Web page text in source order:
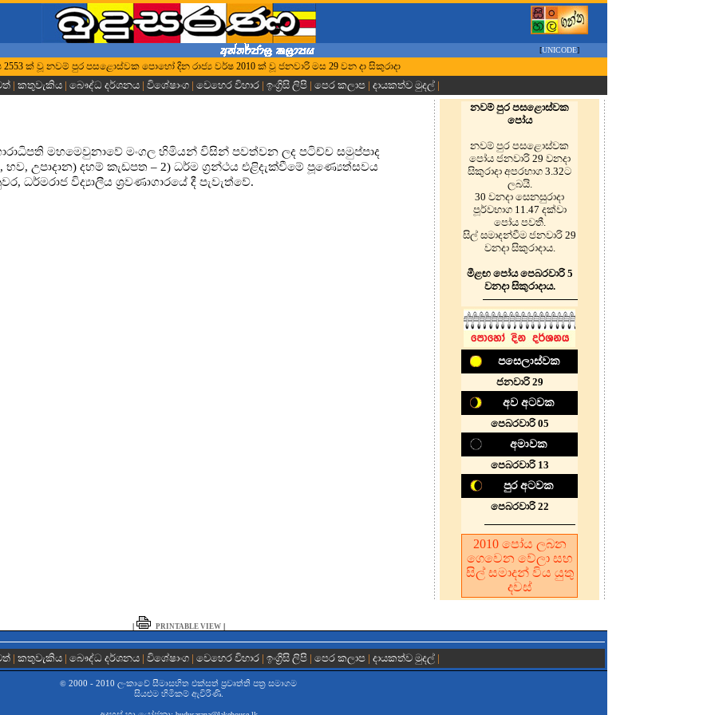
[UNICODE]
2553 ක් වූ නවම් පුර පසළොස්වක පොහෝ දින රාජ්‍ය වර්ෂ 2010 ක් වූ ජනවාරි මස 29 වන දා සිකුරාදා
| කතුවැකිය | බෞද්ධ දර්ශනය | විශේෂාංග | වෙහෙර විහාර | ඉංග්‍රිසි ලිපි | පෙර කලාප | දායකත්ව මුදල් |
මහමෙවුනාවේ මංගල හිමියන් විසින් පවත්වන ලද පටිච්ච සමුප්පාද
උපාදාන) දහම් කැඩපත – 2) ධර්ම ග්‍රන්ථය එළිදැක්වීමේ පූණ්‍යෙත්සවය
ධර්මරාජ විද්‍යාලීය ශ්‍රවණාගාරයේ දී පැවැත්වේ.
නවම් පුර පසළොස්වක
පෝය
නවම් පුර පසළොස්වක
පෝය ජනවාරි 29 වනදා
සිකුරාදා අපරභාග 3.32ට
ලබයි.
30 වනදා සෙනසුරාදා
පූර්වභාග 11.47 දක්වා
පෝය පවතී.
සිල් සමාදන්වීම ජනවාරි 29
වනදා සිකුරාදාය.
මීළඟ පෝය පෙබරවාරි 5
වනදා සිකුරාදාය.
පසෙලාස්වක
ජනවාරි 29
අව අටවක
පෙබරවාරි 05
අමාවක
පෙබරවාරි 13
පුර අටවක
පෙබරවාරි 22
2010 පෝය ලබන
ගෙවෙන වේලා සහ
සිල් සමාදන් විය යුතු
දවස
| PRINTABLE VIEW|
| කතුවැකිය | බෞද්ධ දර්ශනය | විශේෂාංග | වෙහෙර විහාර | ඉංග්‍රිසි ලිපි | පෙර කලාප | දායකත්ව මුදල් |
© 2000 - 2010 ලංකාවේ සීමාසහිත එක්සත් ප‍්‍රවෘත්ති පත්‍ර සමාගම
සියළුම හිමිකම් ඇවිරිණි.